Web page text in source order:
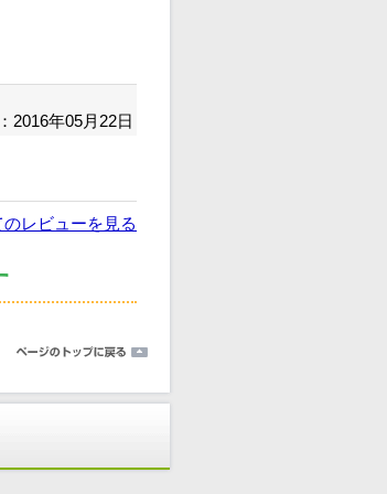
2016年05月22日
のレビューを見る